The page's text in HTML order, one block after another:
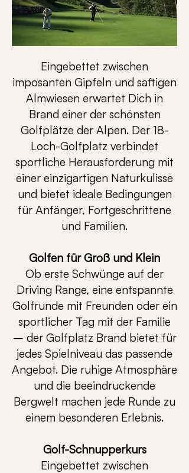
Eingebettet zwischen
imposanten Gipfeln und saftigen
Almwiesen erwartet Dich in
Brand einer der schönsten
Golfplätze der Alpen. Der 18-
Loch-Golfplatz verbindet
sportliche Herausforderung mit
einer einzigartigen Naturkulisse
und bietet ideale Bedingungen
für Anfänger, Fortgeschrittene
und Familien.
Golfen für Groß und Klein
Ob erste Schwünge auf der
Driving Range, eine entspannte
Golfrunde mit Freunden oder ein
sportlicher Tag mit der Familie
– der Golfplatz Brand bietet für
jedes Spielniveau das passende
Angebot. Die ruhige Atmosphäre
und die beeindruckende
Bergwelt machen jede Runde zu
einem besonderen Erlebnis.
Golf-Schnupperkurs
Eingebettet zwischen